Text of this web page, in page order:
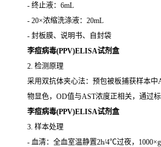
- 终止液：6mL
- 20×浓缩洗涤液：20mL
- 封板膜、说明书、自封袋
李痘病毒(PPV)ELISA试剂盒
2. 检测原理
采用双抗体夹心法：预包被板捕获样本
物显色，OD值与AST浓度正相关，通过标
李痘病毒(PPV)ELISA试剂盒
3. 样本处理
- 血清：全血室温静置2h/4℃过夜，